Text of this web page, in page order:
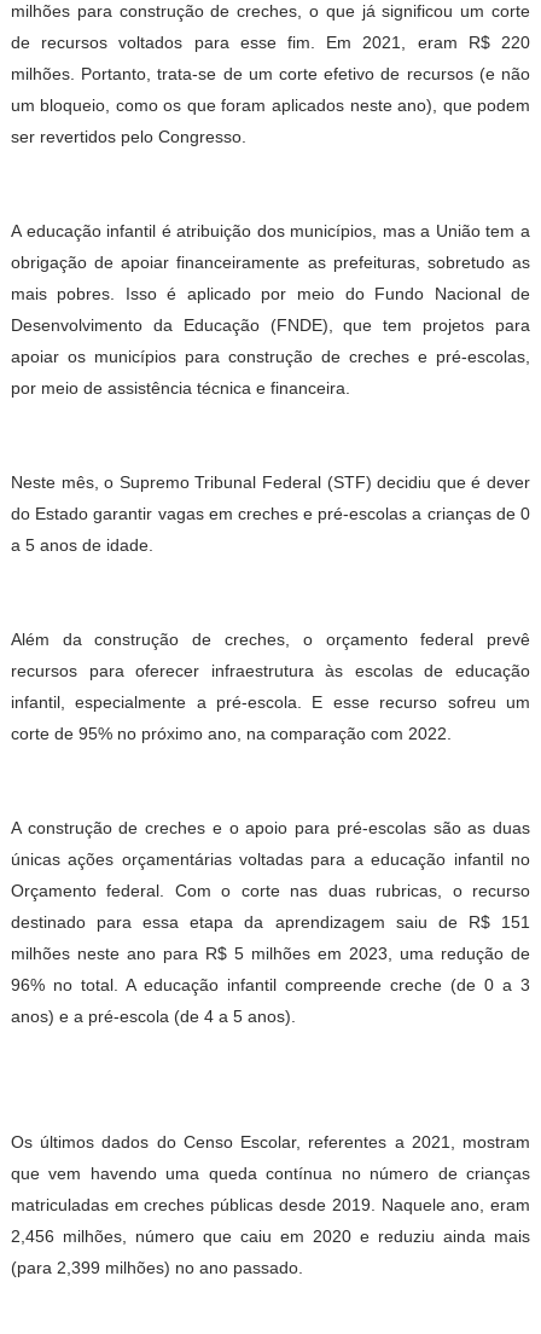
milhões para construção de creches, o que já significou um corte
de recursos voltados para esse fim. Em 2021, eram R$ 220
milhões. Portanto, trata-se de um corte efetivo de recursos (e não
um bloqueio, como os que foram aplicados neste ano), que podem
ser revertidos pelo Congresso.
A educação infantil é atribuição dos municípios, mas a União tem a
obrigação de apoiar financeiramente as prefeituras, sobretudo as
mais pobres. Isso é aplicado por meio do Fundo Nacional de
Desenvolvimento da Educação (FNDE), que tem projetos para
apoiar os municípios para construção de creches e pré-escolas,
por meio de assistência técnica e financeira.
Neste mês, o Supremo Tribunal Federal (STF) decidiu que é dever
do Estado garantir vagas em creches e pré-escolas a crianças de 0
a 5 anos de idade.
Além da construção de creches, o orçamento federal prevê
recursos para oferecer infraestrutura às escolas de educação
infantil, especialmente a pré-escola. E esse recurso sofreu um
corte de 95% no próximo ano, na comparação com 2022.
A construção de creches e o apoio para pré-escolas são as duas
únicas ações orçamentárias voltadas para a educação infantil no
Orçamento federal. Com o corte nas duas rubricas, o recurso
destinado para essa etapa da aprendizagem saiu de R$ 151
milhões neste ano para R$ 5 milhões em 2023, uma redução de
96% no total. A educação infantil compreende creche (de 0 a 3
anos) e a pré-escola (de 4 a 5 anos).
Os últimos dados do Censo Escolar, referentes a 2021, mostram
que vem havendo uma queda contínua no número de crianças
matriculadas em creches públicas desde 2019. Naquele ano, eram
2,456 milhões, número que caiu em 2020 e reduziu ainda mais
(para 2,399 milhões) no ano passado.